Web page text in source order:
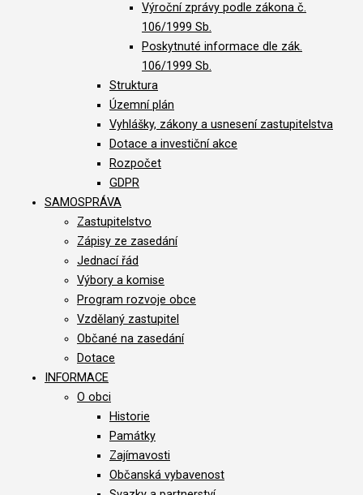
Výroční zprávy podle zákona č.
106/1999 Sb.
Poskytnuté informace dle zák.
106/1999 Sb.
Struktura
Územní plán
Vyhlášky, zákony a usnesení zastupitelstva
Dotace a investiční akce
Rozpočet
GDPR
SAMOSPRÁVA
Zastupitelstvo
Zápisy ze zasedání
Jednací řád
Výbory a komise
Program rozvoje obce
Vzdělaný zastupitel
Občané na zasedání
Dotace
INFORMACE
O obci
Historie
Památky
Zajímavosti
Občanská vybavenost